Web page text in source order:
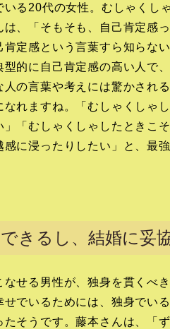
る20代の女性。むしゃくし
、「そもそも、自己肯定感
定感という言葉すら知らな
的に自己肯定感の高い人で
の言葉や考えには驚かされ
れますね。「むしゃくしゃ
「むしゃくしゃしたときこ
に浸ったりしたい」と、最
きるし、結婚に妥
せる男性が、独身を貫くべ
でいるためには、独身でい
そうです。藤本さんは、「